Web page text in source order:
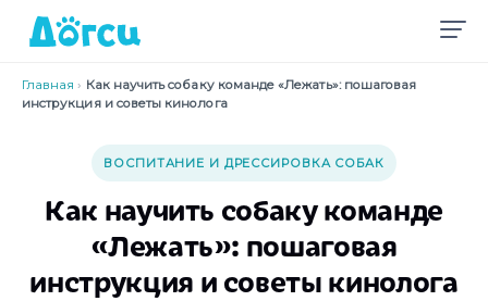
Главная › Как научить собаку команде «Лежать»: пошаговая
инструкция и советы кинолога
ВОСПИТАНИЕ И ДРЕССИРОВКА СОБАК
Как научить собаку команде
«Лежать»: пошаговая
инструкция и советы кинолога